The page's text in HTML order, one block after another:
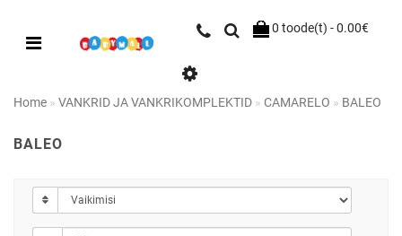
0 toode(t) - 0.00€
Home VANKRID JA VANKRIKOMPLEKTID CAMARELO BALEO
BALEO